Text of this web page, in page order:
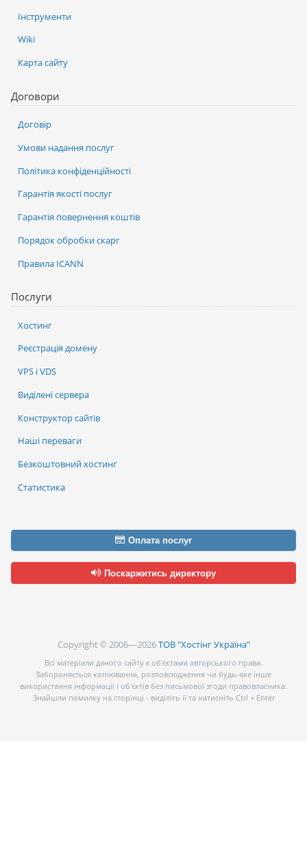
Послуги
Хостинг
Реєстрація домену
VPS і VDS
Виділені сервера
Конструктор сайтів
Наші переваги
Безкоштовний хостинг
Статистика
Інструменти
Wiki
Карта сайту
Договори
Договір
Умови надання послуг
Політика конфіденційності
Гарантія якості послуг
Гарантія повернення коштів
Порядок обробки скарг
Правила ICANN
Оплата послуг
Поскаржитись директору
Copyright © 2006—2026ТОВ "Хостінг Україна"
Всі матеріали даного сайту є об’єктами авторського права.
Забороняється копіювання, розповсюдження чи будь-яке інше
використання інформації і об’єктів без письмової згоди правовласника.
Знайшли помилку на сторінці - виділіть її та натисніть Ctrl + Enter